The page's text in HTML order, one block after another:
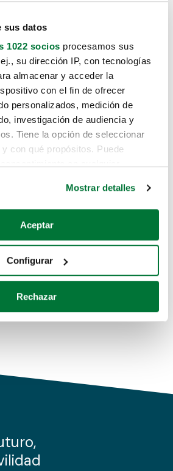
sus datos
1022 socios procesamos sus
su dirección IP, con tecnologías
almacenar y acceder la
con el fin de ofrecer
personalizados, medición de
investigación de audiencia y
Tiene la opción de seleccionar
con qué propósitos. Puede
quisiéramos:
sobre su ubicación geográfica
analizándolo activamente
específicas (huellas
sobre cómo se procesan sus
que haga del sitio web con
redes sociales, publicidad y análisis
Mostrar detalles
Aceptar
Configurar
Rechazar
no sabemos como
hasta aquí.
el coche que estás
de estos enlaces:
mano